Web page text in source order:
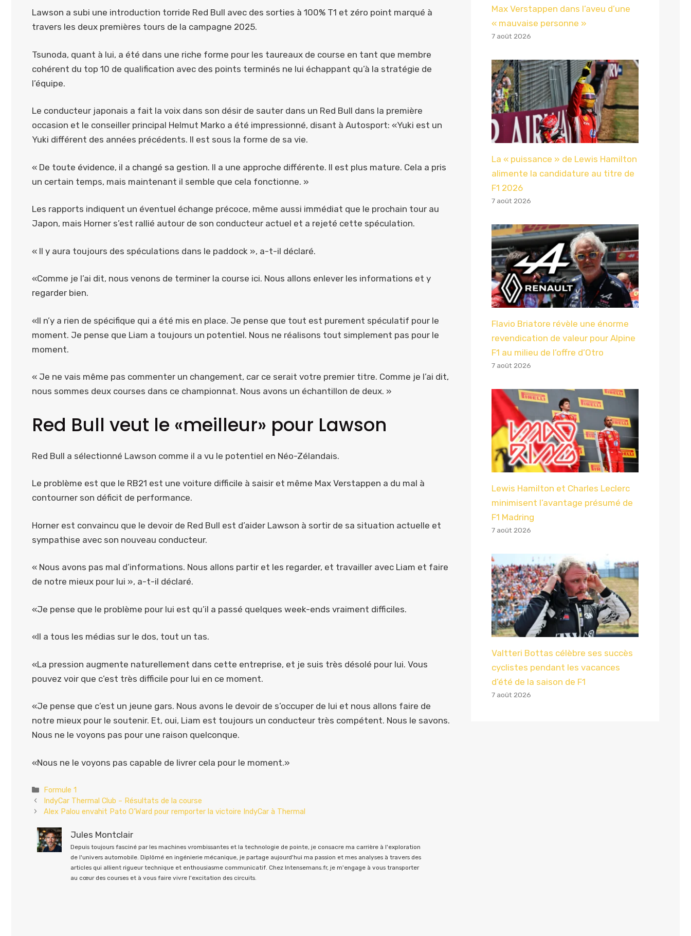
Lawson a subi une introduction torride Red Bull avec des sorties à 100% T1 et zéro point marqué à
travers les deux premières tours de la campagne 2025.
Tsunoda, quant à lui, a été dans une riche forme pour les taureaux de course en tant que membre
cohérent du top 10 de qualification avec des points terminés ne lui échappant qu’à la stratégie de
l’équipe.
Le conducteur japonais a fait la voix dans son désir de sauter dans un Red Bull dans la première
occasion et le conseiller principal Helmut Marko a été impressionné, disant à Autosport: «Yuki est un
Yuki différent des années précédents. Il est sous la forme de sa vie.
« De toute évidence, il a changé sa gestion. Il a une approche différente. Il est plus mature. Cela a pris
un certain temps, mais maintenant il semble que cela fonctionne. »
Les rapports indiquent un éventuel échange précoce, même aussi immédiat que le prochain tour au
Japon, mais Horner s’est rallié autour de son conducteur actuel et a rejeté cette spéculation.
« Il y aura toujours des spéculations dans le paddock », a-t-il déclaré.
«Comme je l’ai dit, nous venons de terminer la course ici. Nous allons enlever les informations et y
regarder bien.
«Il n’y a rien de spécifique qui a été mis en place. Je pense que tout est purement spéculatif pour le
moment. Je pense que Liam a toujours un potentiel. Nous ne réalisons tout simplement pas pour le
moment.
« Je ne vais même pas commenter un changement, car ce serait votre premier titre. Comme je l’ai dit,
nous sommes deux courses dans ce championnat. Nous avons un échantillon de deux. »
Red Bull veut le «meilleur» pour Lawson
Red Bull a sélectionné Lawson comme il a vu le potentiel en Néo-Zélandais.
Le problème est que le RB21 est une voiture difficile à saisir et même Max Verstappen a du mal à
contourner son déficit de performance.
Horner est convaincu que le devoir de Red Bull est d’aider Lawson à sortir de sa situation actuelle et
sympathise avec son nouveau conducteur.
« Nous avons pas mal d’informations. Nous allons partir et les regarder, et travailler avec Liam et faire
de notre mieux pour lui », a-t-il déclaré.
«Je pense que le problème pour lui est qu’il a passé quelques week-ends vraiment difficiles.
«Il a tous les médias sur le dos, tout un tas.
«La pression augmente naturellement dans cette entreprise, et je suis très désolé pour lui. Vous
pouvez voir que c’est très difficile pour lui en ce moment.
«Je pense que c’est un jeune gars. Nous avons le devoir de s’occuper de lui et nous allons faire de
notre mieux pour le soutenir. Et, oui, Liam est toujours un conducteur très compétent. Nous le savons.
Nous ne le voyons pas pour une raison quelconque.
«Nous ne le voyons pas capable de livrer cela pour le moment.»
Catégories
Formule 1
IndyCar Thermal Club – Résultats de la course
Alex Palou envahit Pato O’Ward pour remporter la victoire IndyCar à Thermal
Jules Montclair
Depuis toujours fasciné par les machines vrombissantes et la technologie de pointe, je consacre ma carrière à l'exploration
de l'univers automobile. Diplômé en ingénierie mécanique, je partage aujourd'hui ma passion et mes analyses à travers des
articles qui allient rigueur technique et enthousiasme communicatif. Chez Intensemans.fr, je m'engage à vous transporter
au cœur des courses et à vous faire vivre l'excitation des circuits.
Max Verstappen dans l’aveu d’une
« mauvaise personne »
7 août 2026
La « puissance » de Lewis Hamilton
alimente la candidature au titre de
F1 2026
7 août 2026
Flavio Briatore révèle une énorme
revendication de valeur pour Alpine
F1 au milieu de l’offre d’Otro
7 août 2026
Lewis Hamilton et Charles Leclerc
minimisent l’avantage présumé de
F1 Madring
7 août 2026
Valtteri Bottas célèbre ses succès
cyclistes pendant les vacances
d’été de la saison de F1
7 août 2026